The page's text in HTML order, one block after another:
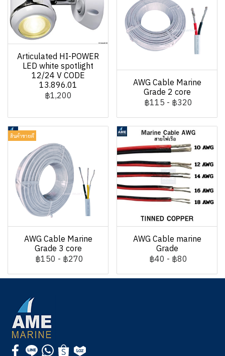
Articulated HI-POWER
LED white spotlight
12/24 V CODE
13.896.01
฿1,200
AWG Cable Marine
Grade 2 core
฿115 - ฿320
สินค้าขายดี
AWG Cable Marine
Grade 3 core
฿150 - ฿270
AWG Cable marine
Grade
฿40 - ฿80